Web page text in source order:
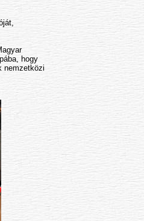
hogy
nemzetközi